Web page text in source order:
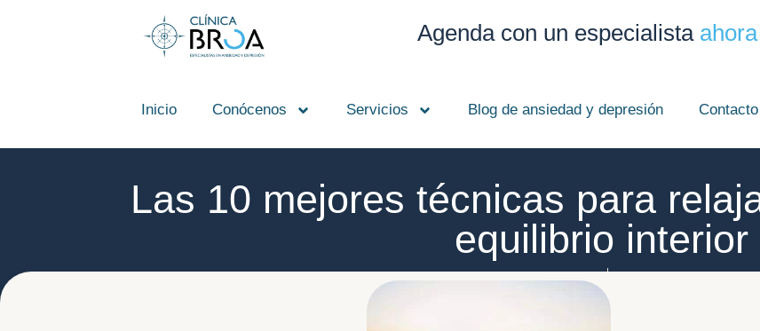
Agenda con un especialista ahora
Inicio Conócenos Servicios Blog de ansiedad y depresión Contacto
Las 10 mejores técnicas para
equilibrio interior
Jorge Macías Lloret